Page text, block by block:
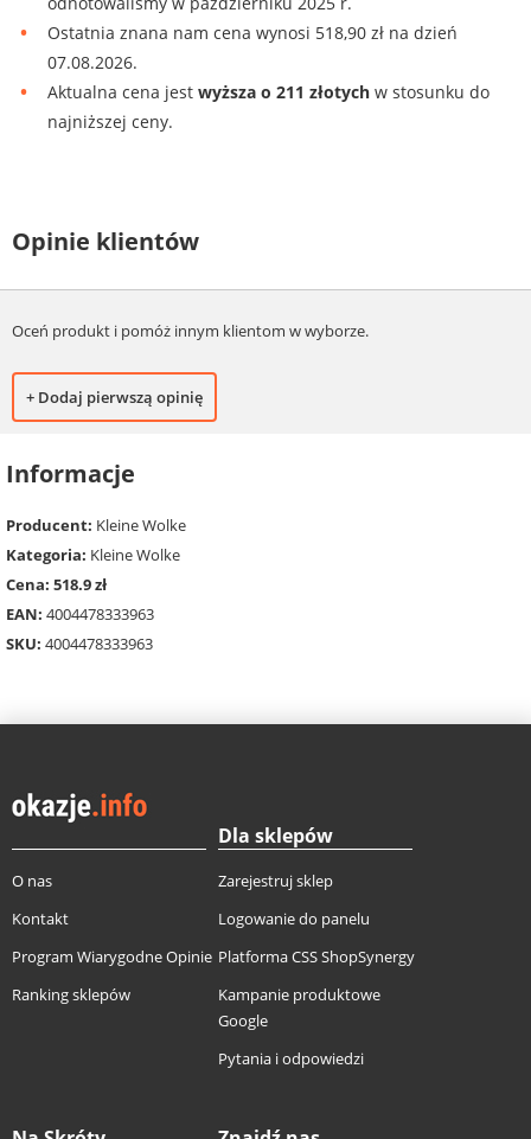
Ostatnia znana nam cena wynosi 518,90 zł na dzień
07.08.2026.
Aktualna cena jest wyższa o 211 złotych w stosunku do
najniższej ceny.
Opinie klientów
Oceń produkt i pomóż innym klientom w wyborze.
+ Dodaj pierwszą opinię
Informacje
Producent: Kleine Wolke
Kategoria: Kleine Wolke
Cena: 518.9 zł
EAN: 4004478333963
SKU: 4004478333963
O nas
Kontakt
Program Wiarygodne Opinie
Ranking sklepów
Dla sklepów
Zarejestruj sklep
Logowanie do panelu
Platforma CSS ShopSynergy
Kampanie produktowe
Google
Pytania i odpowiedzi